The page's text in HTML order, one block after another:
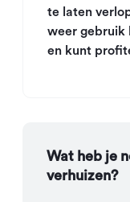
te laten
weer gebruik
en kunt
Wat heb je
verhuizen?